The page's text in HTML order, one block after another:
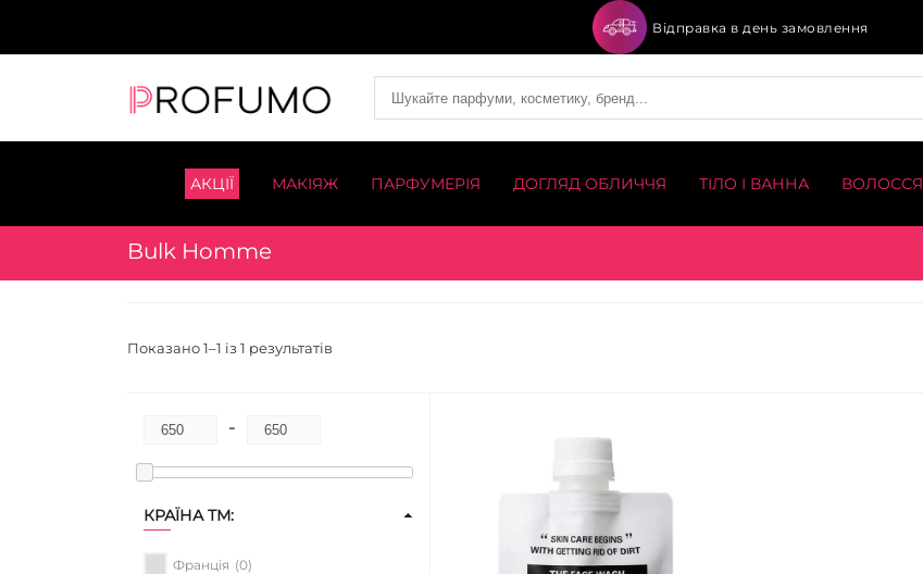
Відправка в день замовлення
АКЦІЇ МАКІЯЖ ПАРФУМЕРІЯ ДОГЛЯД ОБЛИЧЧЯ ТІЛО І ВАННА ВОЛОССЯ
Bulk Homme
Показано 1–1 із 1 результатів
-
КРАЇНА ТМ:
Франція (0)